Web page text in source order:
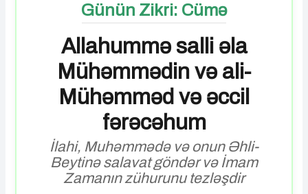
Günün Zikri: Cümə
Allahummə salli əla
Mühəmmədin və ali-
Mühəmməd və əccil
fərəcəhum
İlahi, Muhəmmədə və onun Əhli-
Beytinə salavat göndər və İmam
Zamanın zühurunu tezləşdir